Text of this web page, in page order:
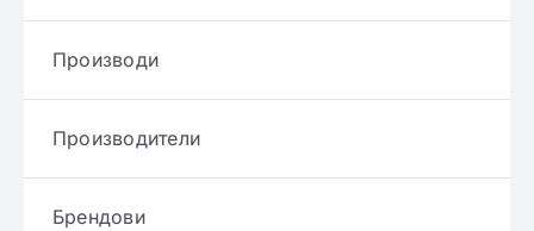
Производи
Производители
Брендови